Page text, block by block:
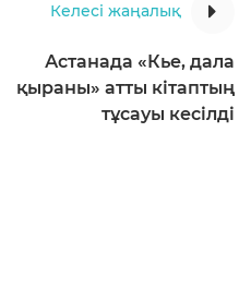
Келесі жаңалық
Астанада «Кье, дала
қыраны» атты кітаптың
тұсауы кесілді